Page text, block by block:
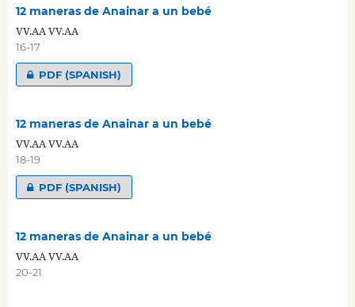
12 maneras de Anainar a un bebé
VV.AA VV.AA
16-17
PDF (SPANISH)
12 maneras de Anainar a un bebé
VV.AA VV.AA
18-19
PDF (SPANISH)
12 maneras de Anainar a un bebé
VV.AA VV.AA
20-21